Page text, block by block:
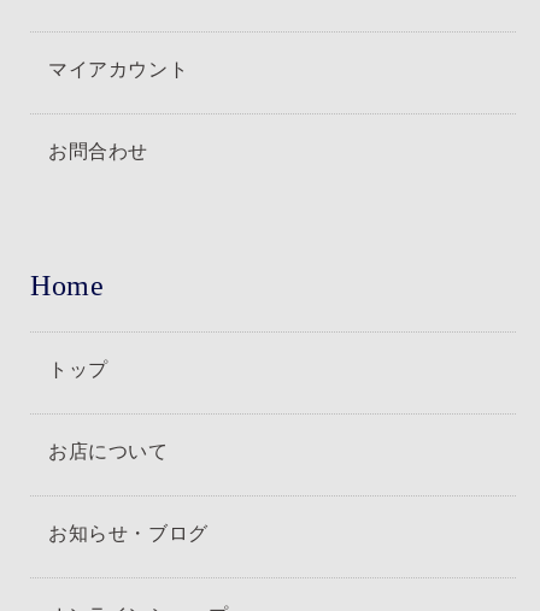
マイアカウント
お問合わせ
Home
トップ
お店について
お知らせ・ブログ